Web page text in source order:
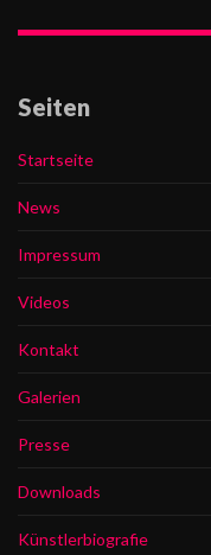
Seiten
Startseite
News
Impressum
Videos
Kontakt
Galerien
Presse
Downloads
Künstlerbiografie